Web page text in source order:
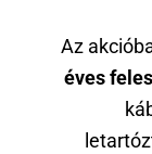
Az
éves